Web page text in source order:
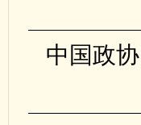
中国政